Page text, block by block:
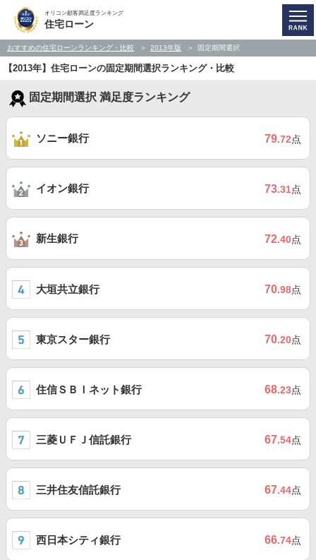
オリコン顧客満足度ランキング
住宅ローン
おすすめの住宅ローンランキング・比較 2013年版 固定期間選択
【2013年】住宅ローンの固定期間選択ランキング・比較
固定期間選択 満足度ランキング
ソニー銀行 79.72点
イオン銀行 73.31点
新生銀行 72.40点
大垣共立銀行 70.98点
東京スター銀行 70.20点
住信ＳＢＩネット銀行 68.23点
三菱ＵＦＪ信託銀行 67.54点
三井住友信託銀行 67.44点
西日本シティ銀行 66.74点